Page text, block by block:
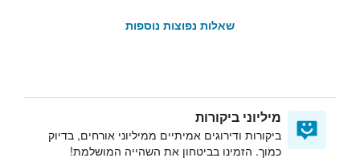
שאלות נפוצות נוספות
מיליוני ביקורות
ביקורות ודירוגים אמיתיים ממיליוני אורחים, בדיוק
כמוך. הזמינו בביטחון את השהייה המושלמת!